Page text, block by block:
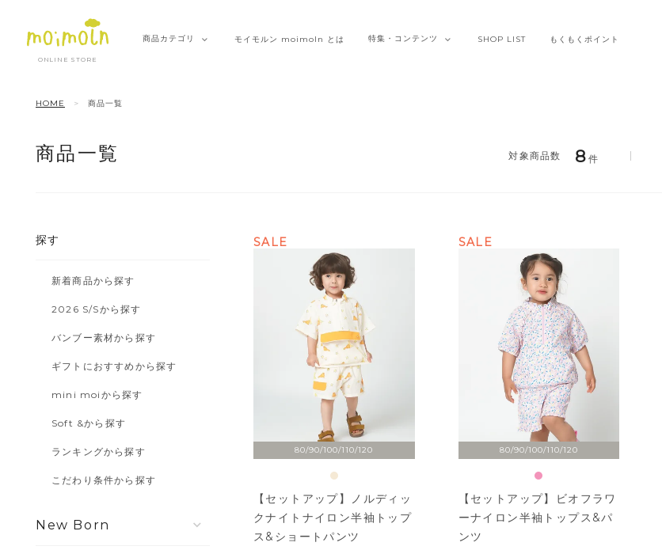
ONLINE STORE
商品カテゴリ モイモルン moimoln とは 特集・ コンテンツ SHOP LIST もくもくポイント
HOME 商品一覧
8 件
商品一覧
探す
新着商品から探す
2026 S/Sから探す
バンブー素材から探す
ギフトにおすすめから探す
mini moiから探す
Soft &から探す
ランキングから探す
こだわり条件から探す
New Born
80/90/100/110/120
SALE
【セットアップ】ノルディッ
クナイトナイロン半袖トップ
ス&ショートパンツ
80/90/100/110/120
SALE
【セットアップ】ビオフラワ
ーナイロン半袖トップス&パ
ンツ